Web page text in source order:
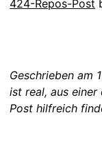
424-Repos-Post
Geschrieben am
ist real, aus einer
Post hilfreich